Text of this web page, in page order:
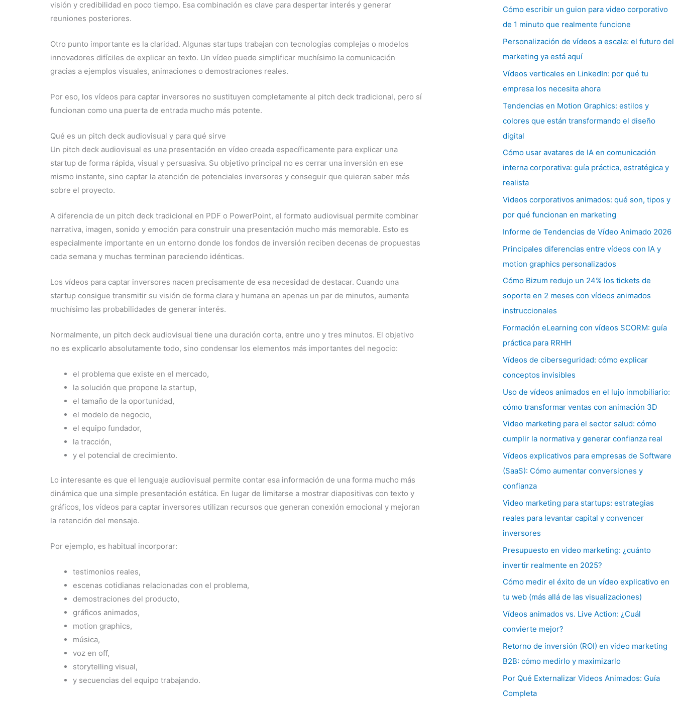
visión y credibilidad en poco tiempo. Esa combinación es clave para despertar interés y generar
reuniones posteriores.
Otro punto importante es la claridad. Algunas startups trabajan con tecnologías complejas o modelos
innovadores difíciles de explicar en texto. Un vídeo puede simplificar muchísimo la comunicación
gracias a ejemplos visuales, animaciones o demostraciones reales.
Por eso, los vídeos para captar inversores no sustituyen completamente al pitch deck tradicional, pero sí
funcionan como una puerta de entrada mucho más potente.
Qué es un pitch deck audiovisual y para qué sirve
Un pitch deck audiovisual es una presentación en vídeo creada específicamente para explicar una
startup de forma rápida, visual y persuasiva. Su objetivo principal no es cerrar una inversión en ese
mismo instante, sino captar la atención de potenciales inversores y conseguir que quieran saber más
sobre el proyecto.
A diferencia de un pitch deck tradicional en PDF o PowerPoint, el formato audiovisual permite combinar
narrativa, imagen, sonido y emoción para construir una presentación mucho más memorable. Esto es
especialmente importante en un entorno donde los fondos de inversión reciben decenas de propuestas
cada semana y muchas terminan pareciendo idénticas.
Los vídeos para captar inversores nacen precisamente de esa necesidad de destacar. Cuando una
startup consigue transmitir su visión de forma clara y humana en apenas un par de minutos, aumenta
muchísimo las probabilidades de generar interés.
Normalmente, un pitch deck audiovisual tiene una duración corta, entre uno y tres minutos. El objetivo
no es explicarlo absolutamente todo, sino condensar los elementos más importantes del negocio:
el problema que existe en el mercado,
la solución que propone la startup,
el tamaño de la oportunidad,
el modelo de negocio,
el equipo fundador,
la tracción,
y el potencial de crecimiento.
Lo interesante es que el lenguaje audiovisual permite contar esa información de una forma mucho más
dinámica que una simple presentación estática. En lugar de limitarse a mostrar diapositivas con texto y
gráficos, los vídeos para captar inversores utilizan recursos que generan conexión emocional y mejoran
la retención del mensaje.
Por ejemplo, es habitual incorporar:
testimonios reales,
escenas cotidianas relacionadas con el problema,
demostraciones del producto,
gráficos animados,
motion graphics,
música,
voz en off,
storytelling visual,
y secuencias del equipo trabajando.
Cómo escribir un guion para video corporativo
de 1 minuto que realmente funcione
Personalización de vídeos a escala: el futuro del
marketing ya está aquí
Vídeos verticales en LinkedIn: por qué tu
empresa los necesita ahora
Tendencias en Motion Graphics: estilos y
colores que están transformando el diseño
digital
Cómo usar avatares de IA en comunicación
interna corporativa: guía práctica, estratégica y
realista
Videos corporativos animados: qué son, tipos y
por qué funcionan en marketing
Informe de Tendencias de Vídeo Animado 2026
Principales diferencias entre vídeos con IA y
motion graphics personalizados
Cómo Bizum redujo un 24% los tickets de
soporte en 2 meses con vídeos animados
instruccionales
Formación eLearning con vídeos SCORM: guía
práctica para RRHH
Vídeos de ciberseguridad: cómo explicar
conceptos invisibles
Uso de vídeos animados en el lujo inmobiliario:
cómo transformar ventas con animación 3D
Video marketing para el sector salud: cómo
cumplir la normativa y generar confianza real
Vídeos explicativos para empresas de Software
(SaaS): Cómo aumentar conversiones y
confianza
Video marketing para startups: estrategias
reales para levantar capital y convencer
inversores
Presupuesto en video marketing: ¿cuánto
invertir realmente en 2025?
Cómo medir el éxito de un vídeo explicativo en
tu web (más allá de las visualizaciones)
Vídeos animados vs. Live Action: ¿Cuál
convierte mejor?
Retorno de inversión (ROI) en video marketing
B2B: cómo medirlo y maximizarlo
Por Qué Externalizar Videos Animados: Guía
Completa